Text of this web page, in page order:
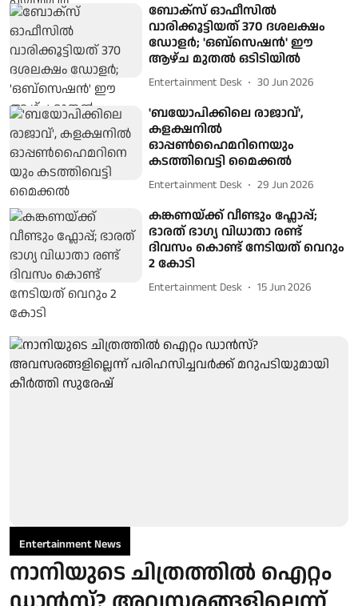
ബോക്സ് ഓഫീസിൽ
വാരിക്കൂട്ടിയത് 370 ദശലക്ഷം
ഡോളർ; 'ഒബ്സെഷൻ' ഈ
ആഴ്ച മുതൽ ഒടിടിയിൽ
Entertainment Desk 30 Jun 2026
'ബയോപിക്കിലെ രാജാവ്',
കളക്ഷനിൽ
ഓപ്പണ്‍ഹൈമറിനെയും
കടത്തിവെട്ടി മൈക്കൽ
Entertainment Desk 29 Jun 2026
കങ്കണയ്ക്ക് വീണ്ടും ഫ്ലോപ്പ്;
ഭാരത് ഭാഗ്യ വിധാതാ രണ്ട്
ദിവസം കൊണ്ട് നേടിയത് വെറും
2 കോടി
Entertainment Desk 15 Jun 2026
Entertainment News
നാനിയുടെ ചിത്രത്തില്‍ ഐറ്റം